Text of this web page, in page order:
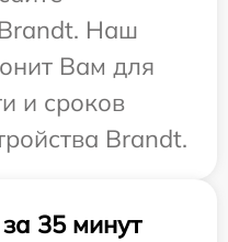
Наш
Вам для
и сроков
Brandt.
35 минут